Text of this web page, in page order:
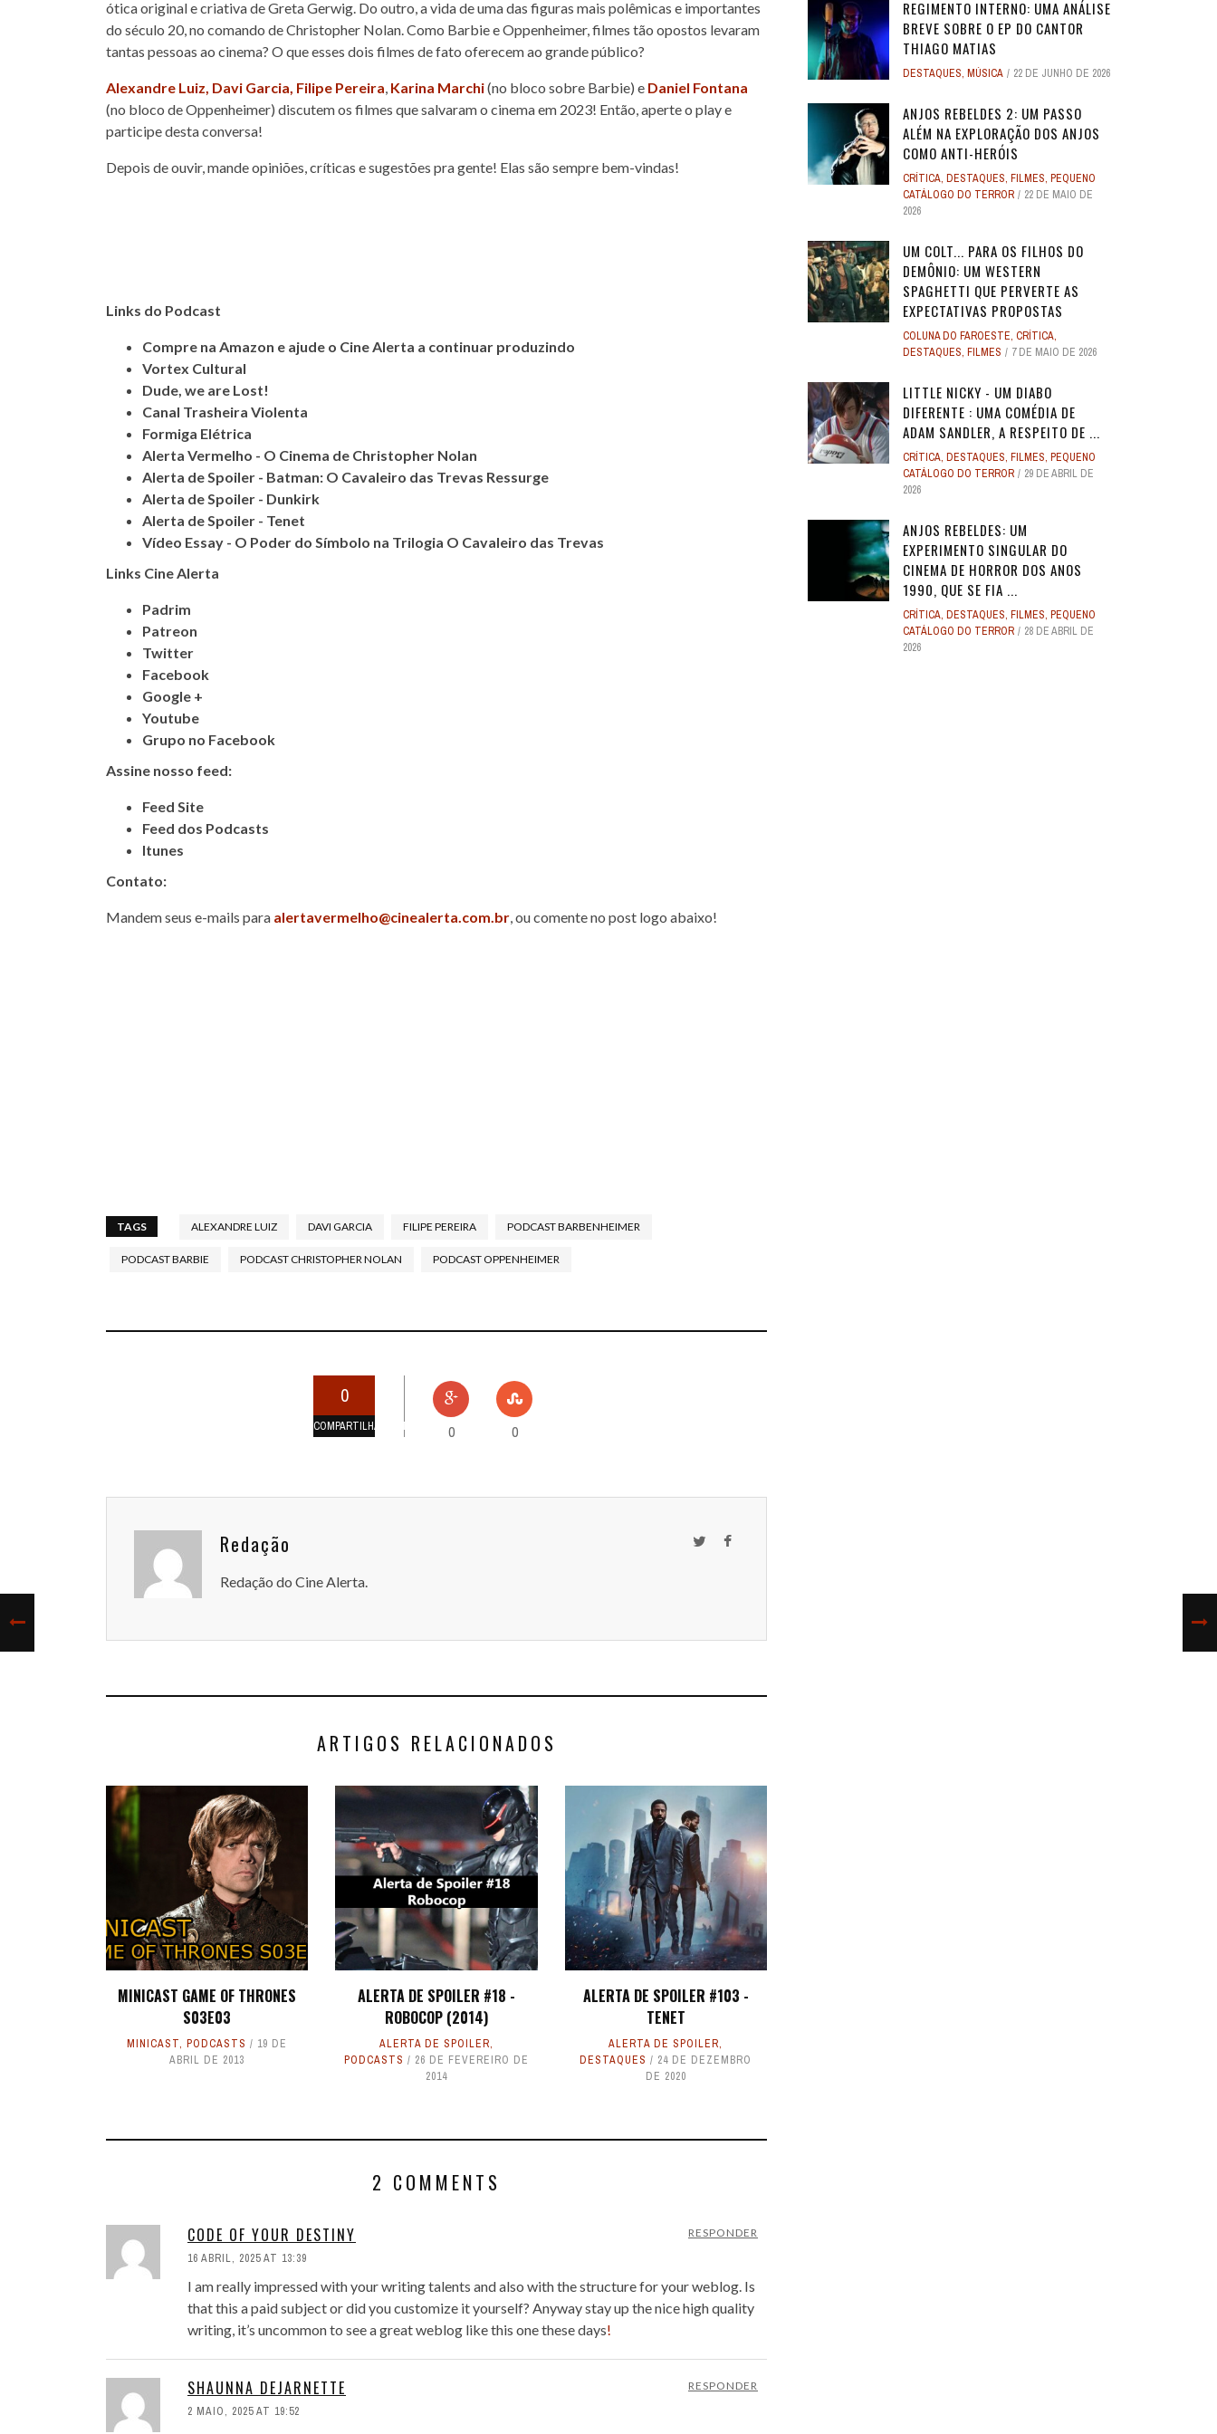
ótica original e criativa de Greta Gerwig. Do outro, a vida de uma das figuras mais polêmicas e importantes
do século 20, no comando de Christopher Nolan. Como Barbie e Oppenheimer, filmes tão opostos levaram
tantas pessoas ao cinema? O que esses dois filmes de fato oferecem ao grande público?
Alexandre Luiz, Davi Garcia, Filipe Pereira, Karina Marchi(no bloco sobre Barbie) e Daniel Fontana
(no bloco de Oppenheimer) discutem os filmes que salvaram o cinema em 2023! Então, aperte o play e
participe desta conversa!
Depois de ouvir, mande opiniões, críticas e sugestões pra gente! Elas são sempre bem-vindas!
Links do Podcast
Compre na Amazon e ajude o Cine Alerta a continuar produzindo
Vortex Cultural
Dude, we are Lost!
Canal Trasheira Violenta
Formiga Elétrica
Alerta Vermelho - O Cinema de Christopher Nolan
Alerta de Spoiler - Batman: O Cavaleiro das Trevas Ressurge
Alerta de Spoiler - Dunkirk
Alerta de Spoiler - Tenet
Vídeo Essay - O Poder do Símbolo na Trilogia O Cavaleiro das Trevas
Links Cine Alerta
Padrim
Patreon
Twitter
Facebook
Google +
Youtube
Grupo no Facebook
Assine nosso feed:
Feed Site
Feed dos Podcasts
Itunes
Contato:
Mandem seus e-mails para alertavermelho@cinealerta.com.br, ou comente no post logo abaixo!
TAGS ALEXANDRE LUIZ DAVI GARCIA FILIPE PEREIRA PODCAST BARBENHEIMER
PODCAST BARBIE PODCAST CHRISTOPHER NOLAN PODCAST OPPENHEIMER
0
COMPARTILHAMENTOS 0 0
Redação
Redação do Cine Alerta.
ARTIGOS RELACIONADOS
MINICAST GAME OF THRONES
S03E03
MINICAST,PODCASTS
19 DE
ABRIL DE 2013
ALERTA DE SPOILER #18 -
ROBOCOP (2014)
ALERTA DE SPOILER,
PODCASTS
26 DE FEVEREIRO DE
2014
ALERTA DE SPOILER #103 -
TENET
ALERTA DE SPOILER,
DESTAQUES
24 DE DEZEMBRO
DE 2020
2 COMMENTS
CODE OF YOUR DESTINY
16 ABRIL, 2025 AT 13:39
RESPONDER
I am really impressed with your writing talents and also with the structure for your weblog. Is
that this a paid subject or did you customize it yourself? Anyway stay up the nice high quality
writing, it’s uncommon to see a great weblog like this one these days!
SHAUNNA DEJARNETTE
2 MAIO, 2025 AT 19:52
RESPONDER
REGIMENTO INTERNO: UMA ANÁLISE
BREVE SOBRE O EP DO CANTOR
THIAGO MATIAS
DESTAQUES, MÚSICA 22 DE JUNHO DE 2026
ANJOS REBELDES 2: UM PASSO
ALÉM NA EXPLORAÇÃO DOS ANJOS
COMO ANTI-HERÓIS
CRÍTICA, DESTAQUES, FILMES, PEQUENO
CATÁLOGO DO TERROR
22 DE MAIO DE
2026
UM COLT... PARA OS FILHOS DO
DEMÔNIO: UM WESTERN
SPAGHETTI QUE PERVERTE AS
EXPECTATIVAS PROPOSTAS
COLUNA DO FAROESTE, CRÍTICA,
DESTAQUES, FILMES 7 DE MAIO DE 2026
LITTLE NICKY - UM DIABO
DIFERENTE : UMA COMÉDIA DE
ADAM SANDLER, A RESPEITO DE ...
CRÍTICA, DESTAQUES, FILMES, PEQUENO
CATÁLOGO DO TERROR
29 DE ABRIL DE
2026
ANJOS REBELDES: UM
EXPERIMENTO SINGULAR DO
CINEMA DE HORROR DOS ANOS
1990, QUE SE FIA ...
CRÍTICA, DESTAQUES, FILMES, PEQUENO
CATÁLOGO DO TERROR
28 DE ABRIL DE
2026